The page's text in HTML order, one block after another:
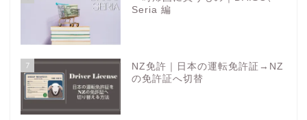
Seria 編
7
NZ免許｜日本の運転免許証→NZ
の免許証へ切替